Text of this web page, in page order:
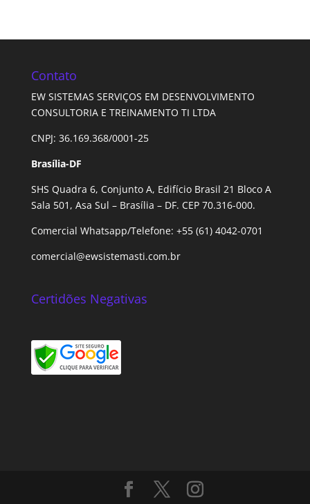
Contato
EW SISTEMAS SERVIÇOS EM DESENVOLVIMENTO
CONSULTORIA E TREINAMENTO TI LTDA
CNPJ: 36.169.368/0001-25
Brasília-DF
SHS Quadra 6, Conjunto A, Edifício Brasil 21 Bloco A
Sala 501, Asa Sul – Brasília – DF. CEP 70.316-000.
Comercial Whatsapp/Telefone: +55 (61) 4042-0701
comercial@ewsistemasti.com.br
Certidões Negativas